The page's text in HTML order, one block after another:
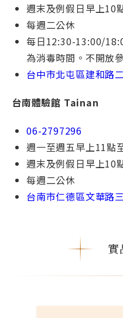
週末及例假⽇早上10
每週⼆公休
每⽇12:30-13:00/
為消毒時間。不開放
台中市北屯區建和路
台南體驗館 Tainan
06-2797296
週一⾄週五早上11點
週末及例假⽇早上10
每週⼆公休
台南市仁德區文華路
實